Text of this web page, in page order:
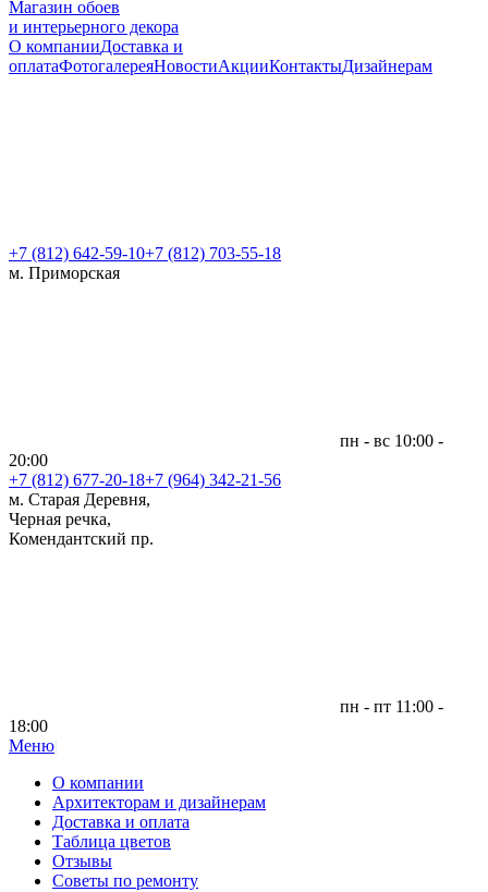
Магазин обоев
и интерьерного декора
О компанииДоставка и
оплатаФотогалереяНовостиАкцииКонтактыДизайнерам
+7 (812) 642-59-10+7 (812) 703-55-18
м. Приморская
пн - вс 10:00 -
20:00
+7 (812) 677-20-18+7 (964) 342-21-56
м. Старая Деревня,
Черная речка,
Комендантский пр.
пн - пт 11:00 -
18:00
Меню|
О компании
Архитекторам и дизайнерам
Доставка и оплата
Таблица цветов
Отзывы
Советы по ремонту